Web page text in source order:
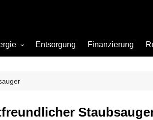
Büro
Entsorgung Finanzierung